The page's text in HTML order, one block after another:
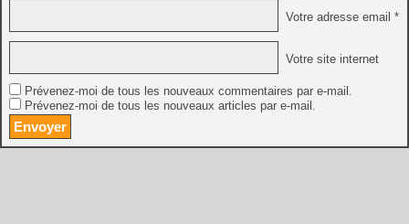
Votre adresse email *
Votre site internet
Prévenez-moi de tous les nouveaux commentaires par e-mail.
Prévenez-moi de tous les nouveaux articles par e-mail.